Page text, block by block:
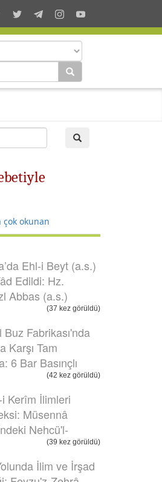
çok okunan
Ehl-i Beyt (a.s.)
Edildi: Hz.
Abbas (a.s.)
(37 kez görüldü)
Buz Fabrikası'nda
Karşı Tam
6 Bar Basınçlı
(42 kez görüldü)
i Kerîm İlimleri
Müsennâ
Nehcü'l-
(39 kez görüldü)
İlim ve İrşad